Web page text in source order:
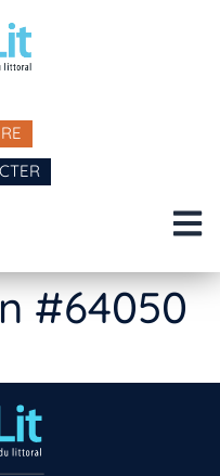
#64050